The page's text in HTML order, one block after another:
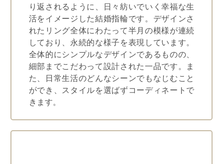
り返されるように、日々紡いでいく幸福な生
活をイメージした結婚指輪です。デザインさ
れたリング全体にわたって半月の模様が連続
しており、永続的な様子を表現しています。
全体的にシンプルなデザインであるものの、
細部までこだわって設計された一品です。ま
た、日常生活のどんなシーンでもなじむこと
ができ、スタイルを選ばずコーディネートで
きます。